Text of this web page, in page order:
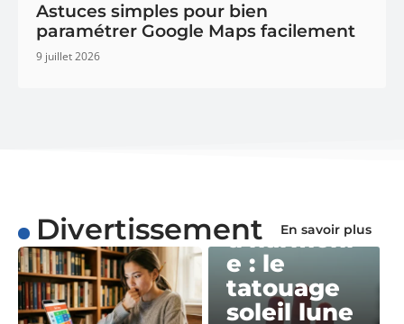
Astuces simples pour bien
paramétrer Google Maps facilement
9 juillet 2026
Divertissement En savoir plus
En quête
d’harmoni
e : le
tatouage
soleil lune